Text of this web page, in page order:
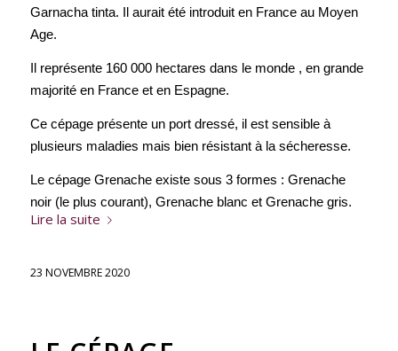
Garnacha tinta. Il aurait été introduit en France au Moyen
Age.
Il représente 160 000 hectares dans le monde , en grande
majorité en France et en Espagne.
Ce cépage présente un port dressé, il est sensible à
plusieurs maladies mais bien résistant à la sécheresse.
Le cépage Grenache existe sous 3 formes : Grenache
noir (le plus courant), Grenache blanc et Grenache gris.
Lire la suite
23 NOVEMBRE 2020